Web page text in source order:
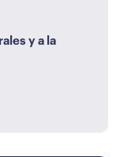
y a la